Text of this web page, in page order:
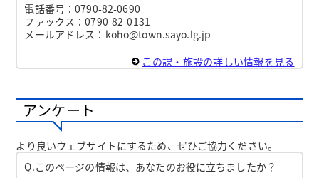
電話番号：0790-82-0690
ファックス：0790-82-0131
メールアドレス：koho@town.sayo.lg.jp
この課・施設の詳しい情報を見る
アンケート
より良いウェブサイトにするため、ぜひご協力ください。
Q.このページの情報は、あなたのお役に立ちましたか？